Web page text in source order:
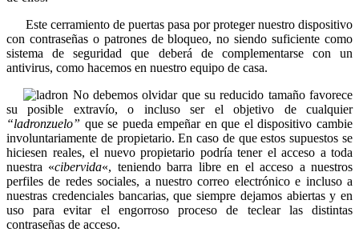
Este cerramiento de puertas pasa por proteger nuestro dispositivo
con contraseñas o patrones de bloqueo, no siendo suficiente como
sistema de seguridad que deberá de complementarse con un
antivirus, como hacemos en nuestro equipo de casa.
No debemos olvidar que su reducido tamaño favorece
su posible extravío, o incluso ser el objetivo de cualquier
“ladronzuelo” que se pueda empeñar en que el dispositivo cambie
involuntariamente de propietario. En caso de que estos supuestos se
hiciesen reales, el nuevo propietario podría tener el acceso a toda
nuestra «cibervida«, teniendo barra libre en el acceso a nuestros
perfiles de redes sociales, a nuestro correo electrónico e incluso a
nuestras credenciales bancarias, que siempre dejamos abiertas y en
uso para evitar el engorroso proceso de teclear las distintas
contraseñas de acceso.